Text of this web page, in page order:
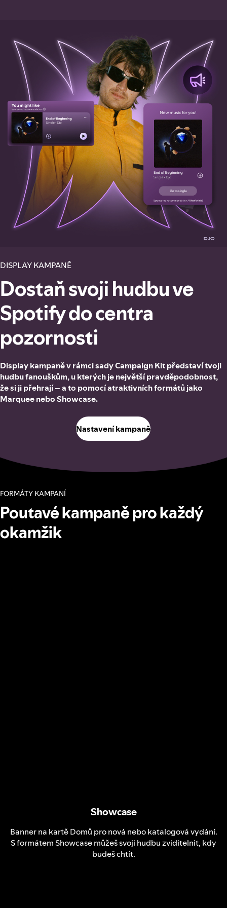
DISPLAY KAMPANĚ
Dostaň svoji hudbu ve
Spotify do centra
pozornosti
Display kampaně v rámci sady Campaign Kit představí tvoji
hudbu fanouškům, u kterých je největší pravděpodobnost,
že si ji přehrají – a to pomocí atraktivních formátů jako
Marquee nebo Showcase.
Nastavení kampaně
FORMÁTY KAMPANÍ
Poutavé kampaně pro každý
okamžik
Showcase
Banner na kartě Domů pro nová nebo katalogová vydání.
S formátem Showcase můžeš svoji hudbu zviditelnit, kdy
budeš chtít.